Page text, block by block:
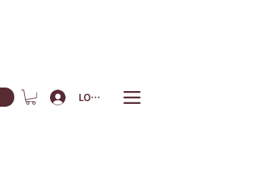
LOGIN